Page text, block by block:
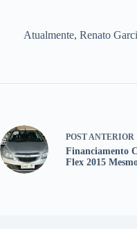
Atualmente, Renato
POSTANTERIOR
Financiamento
Flex 2015